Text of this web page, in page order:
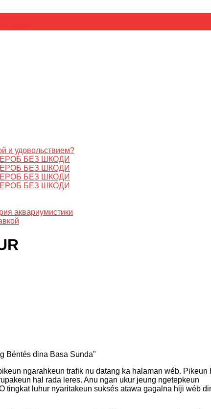
и удовольствием?
БЕЗ ШКОДИ
БЕЗ ШКОДИ
БЕЗ ШКОДИ
БЕЗ ШКОДИ
аквариумистики
Béntés dina Basa Sunda"
ngarahkeun trafik nu datang ka halaman wéb. Pikeun
hal rada leres. Anu ngan ukur jeung ngetepkeun
tingkat luhur nyaritakeun suksés atawa gagalna hiji wéb